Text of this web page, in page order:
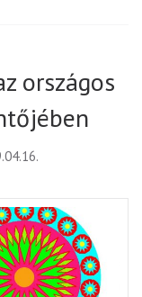
országos